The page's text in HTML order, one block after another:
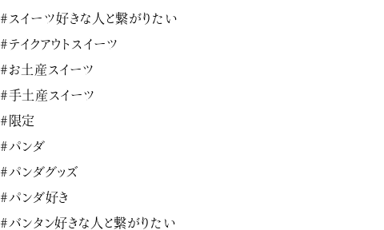
#スイーツ好きな人と繋がりたい
#テイクアウトスイーツ
#お土産スイーツ
#手土産スイーツ
#限定
#パンダ
#パンダグッズ
#パンダ好き
#バンタン好きな人と繋がりたい